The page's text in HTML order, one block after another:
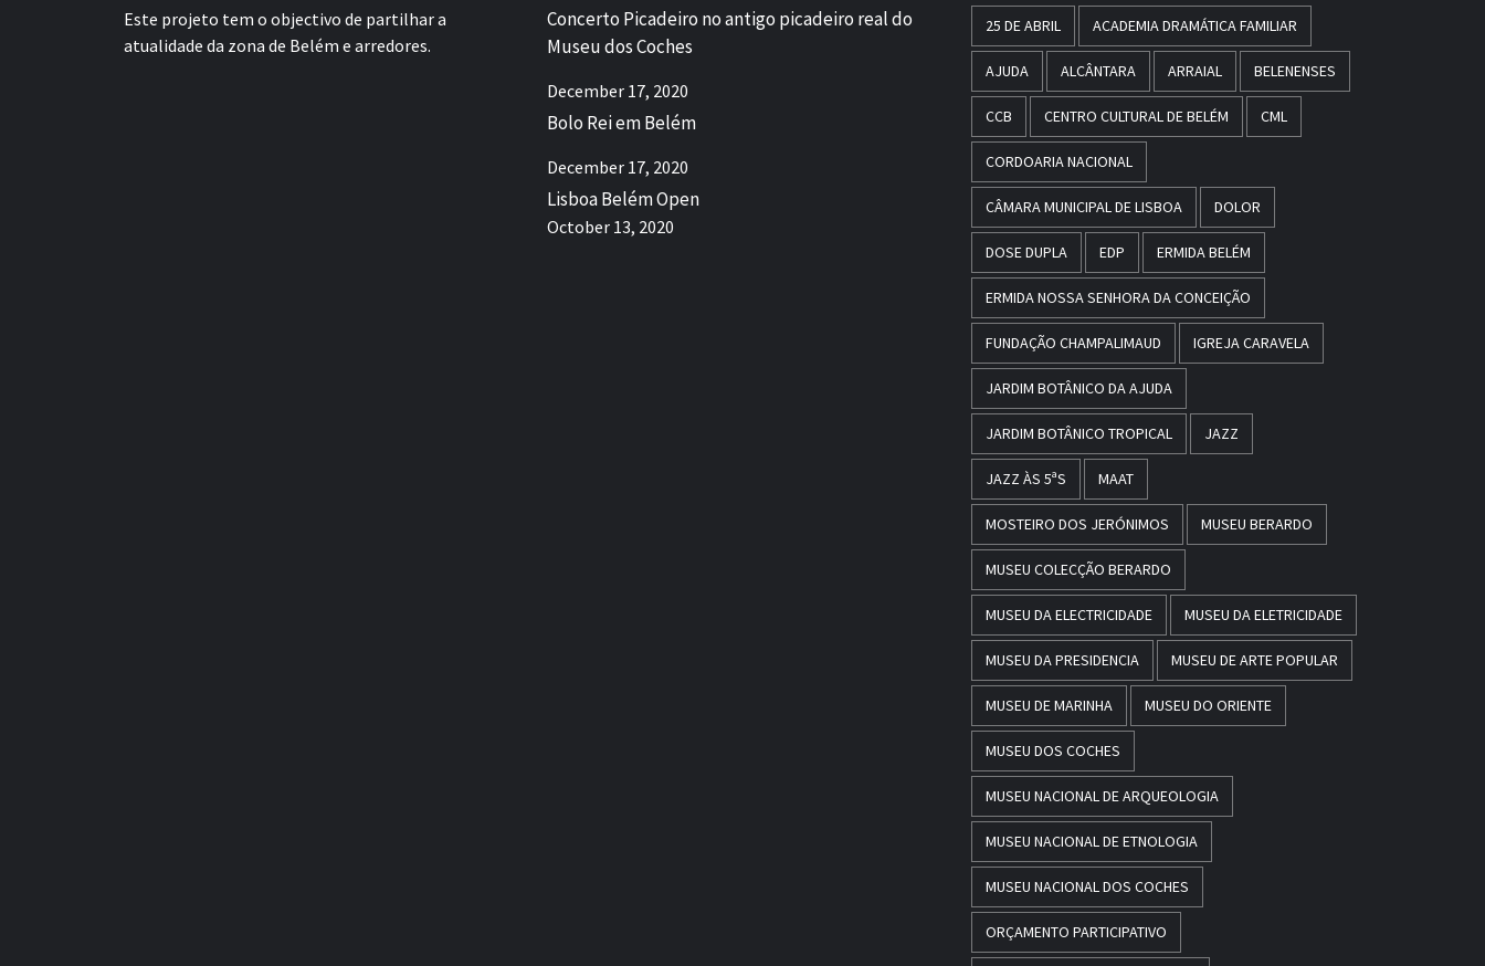
Este projeto tem o objectivo de partilhar a
atualidade da zona de Belém e arredores.
Concerto Picadeiro no antigo picadeiro real do
Museu dos Coches
December 17, 2020
Bolo Rei em Belém
December 17, 2020
Lisboa Belém Open
October 13, 2020
25 DE ABRIL ACADEMIA DRAMÁTICA FAMILIAR
AJUDA ALCÂNTARA ARRAIAL BELENENSES
CCB CENTRO CULTURAL DE BELÉM CML
CORDOARIA NACIONAL
CÂMARA MUNICIPAL DE LISBOA DOLOR
DOSE DUPLA EDP ERMIDA BELÉM
ERMIDA NOSSA SENHORA DA CONCEIÇÃO
FUNDAÇÃO CHAMPALIMAUD IGREJA CARAVELA
JARDIM BOTÂNICO DA AJUDA
JARDIM BOTÂNICO TROPICAL JAZZ
JAZZ ÀS 5ªS MAAT
MOSTEIRO DOS JERÓNIMOS MUSEU BERARDO
MUSEU COLECÇÃO BERARDO
MUSEU DA ELECTRICIDADE MUSEU DA ELETRICIDADE
MUSEU DA PRESIDENCIA MUSEU DE ARTE POPULAR
MUSEU DE MARINHA MUSEU DO ORIENTE
MUSEU DOS COCHES
MUSEU NACIONAL DE ARQUEOLOGIA
MUSEU NACIONAL DE ETNOLOGIA
MUSEU NACIONAL DOS COCHES
ORÇAMENTO PARTICIPATIVO